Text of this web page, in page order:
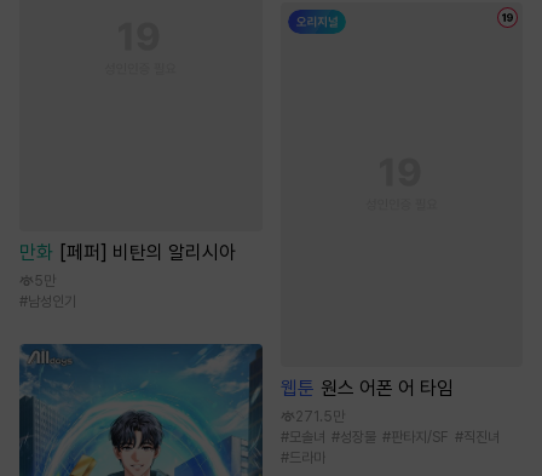
만화 [페퍼] 비탄의 알리시아
5만
#남성인기
웹툰 원스 어폰 어 타임
271.5만
#모솔녀 #성장물 #판타지/SF #직진녀
#드라마